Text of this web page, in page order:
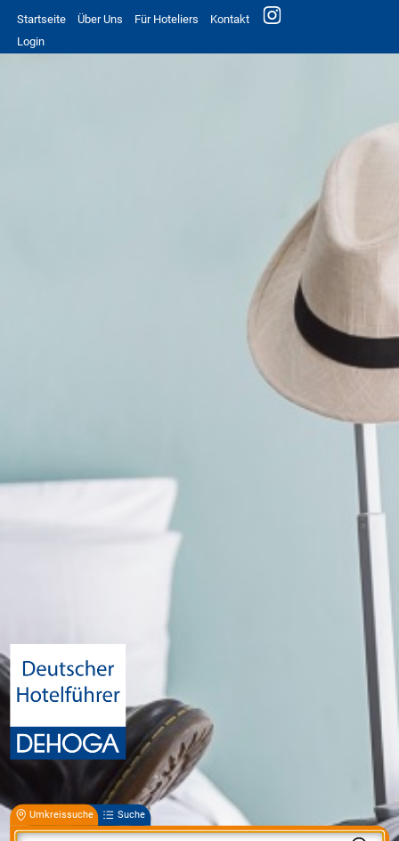
Startseite Über Uns Für Hoteliers
Kontakt
Login
Umkreissuche Suche